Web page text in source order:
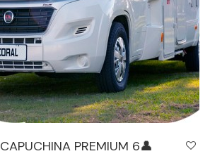
CAPUCHINA PREMIUM 6👤